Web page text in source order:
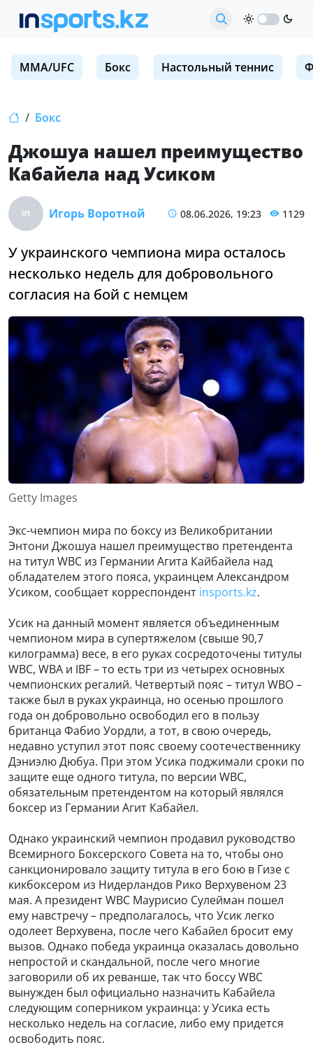
MMA/UFC Бокс Настольный теннис
Бокс
Джошуа нашел преимущество
Кабайела над Усиком
Игорь Воротной 08.06.2026, 19:23 1129
У украинского чемпиона мира осталось
несколько недель для добровольного
согласия на бой с немцем
Getty Images
Экс-чемпион мира по боксу из Великобритании
Энтони Джошуа нашел преимущество претендента
на титул WBC из Германии Агита Кайбайела над
обладателем этого пояса, украинцем Александром
Усиком, сообщает корреспондент insports.kz.
Усик на данный момент является объединенным
чемпионом мира в супертяжелом (свыше 90,7
килограмма) весе, в его руках сосредоточены титулы
WBC, WBA и IBF – то есть три из четырех основных
чемпионских регалий. Четвертый пояс – титул WBO –
также был в руках украинца, но осенью прошлого
года он добровольно освободил его в пользу
британца Фабио Уордли, а тот, в свою очередь,
недавно уступил этот пояс своему соотечественнику
Дэниэлю Дюбуа. При этом Усика поджимали сроки по
защите еще одного титула, по версии WBC,
обязательным претендентом на который являлся
боксер из Германии Агит Кабайел.
Однако украинский чемпион продавил руководство
Всемирного Боксерского Совета на то, чтобы оно
санкционировало защиту титула в его бою в Гизе с
кикбоксером из Нидерландов Рико Верхувеном 23
мая. А президент WBC Маурисио Сулейман пошел
ему навстречу – предполагалось, что Усик легко
одолеет Верхувена, после чего Кабайел бросит ему
вызов. Однако победа украинца оказалась довольно
непростой и скандальной, после чего многие
заговорили об их реванше, так что боссу WBC
вынужден был официально назначить Кабайела
следующим соперником украинца: у Усика есть
несколько недель на согласие, либо ему придется
освободить пояс.